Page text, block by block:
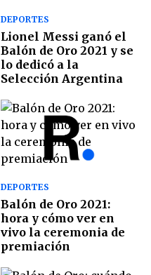
DEPORTES
Lionel Messi ganó el
Balón de Oro 2021 y se
lo dedicó a la
Selección Argentina
DEPORTES
Balón de Oro 2021:
hora y cómo ver en
vivo la ceremonia de
premiación